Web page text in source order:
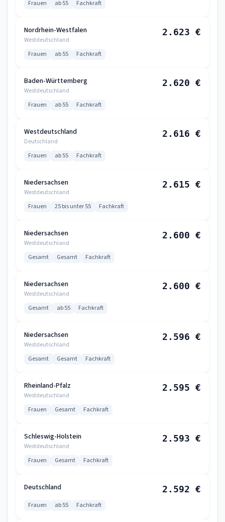
Frauen ab 55 Fachkraft
Nordrhein-Westfalen
Westdeutschland
2.623 €
Frauen ab 55 Fachkraft
Baden-Württemberg
Westdeutschland
2.620 €
Frauen ab 55 Fachkraft
Westdeutschland
Deutschland
2.616 €
Frauen ab 55 Fachkraft
Niedersachsen
Westdeutschland
2.615 €
Frauen 25 bis unter 55 Fachkraft
Niedersachsen
Westdeutschland
2.600 €
Gesamt Gesamt Fachkraft
Niedersachsen
Westdeutschland
2.600 €
Gesamt ab 55 Fachkraft
Niedersachsen
Westdeutschland
2.596 €
Gesamt Gesamt Fachkraft
Rheinland-Pfalz
Westdeutschland
2.595 €
Frauen Gesamt Fachkraft
Schleswig-Holstein
Westdeutschland
2.593 €
Frauen Gesamt Fachkraft
Deutschland 2.592 €
Frauen ab 55 Fachkraft